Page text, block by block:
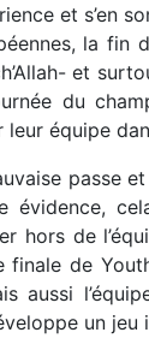
et s’en
la fin
et
du
équipe
passe
évidence,
hors de
de
aussi
un jeu